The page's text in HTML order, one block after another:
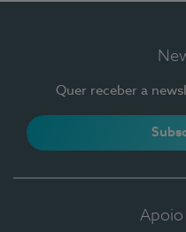
Quer receber a
Apoio